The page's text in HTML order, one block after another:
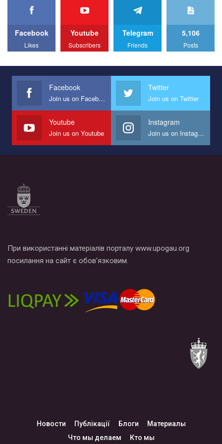
We appeal to your support and ask to help us implement our plan
All you have to do is to press "Like" below the video.
Эмоционально сильный ролик от команды "Гей-альянс
представляющий программу развития организации.
Мы просим вас поддержать нас и помочь нам реализовать
наш план по борьбе с насилием и дискриминацией на почве
СОГИ в Украине.
Все, что вам нужно сделать - это зайти на наш канал YouTube
по этой ссылке и поставить лайк под видео.
Facebook
Likes
Youtube
Subscribers
Telegram
Friends
5,106
Posts
Facebook
Join us on Facebook
Twitter
Join us on Twitter
Youtube
Join us on Youtube
Instagram
Join us on Instagram
При використанні матеріалів порталу www.upogau.org
посилання на сайт є обов’язковим.
Новости Публікації Блоги
Материалы
Что мы делаем
Кто мы